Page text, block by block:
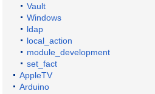
Vault
Windows
ldap
local_action
module_development
set_fact
AppleTV
Arduino